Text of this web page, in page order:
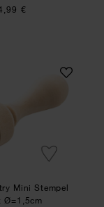
€
Paper Poetry
Mini Stempel
Ø=1,5cm